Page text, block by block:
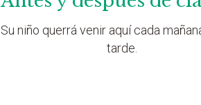
Su niño querrá venir aquí cada
tarde.